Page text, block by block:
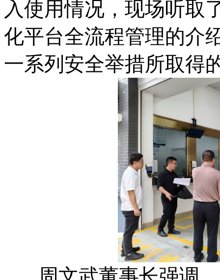
入使用情况，现场听取
化平台全流程管理的介
一系列安全举措所取得